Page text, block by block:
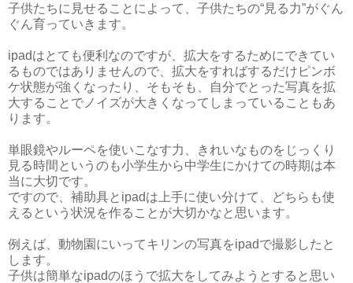
子供たちに見せることによって、子供たちの“見る力”がぐん
ぐん育っていきます。
ipadはとても便利なのですが、拡大をするためにできてい
るものではありませんので、拡大をすればするだけピンボ
ケ状態が強くなったり、そもそも、自分でとった写真を拡
大することでノイズが大きくなってしまっていることもあ
ります。
単眼鏡やルーペを使いこなす力、きれいなものをじっくり
見る時間というのも小学生から中学生にかけての時期は本
当に大切です。
ですので、補助具とipadは上手に使い分けて、どちらも使
えるという状況を作ることが大切かなと思います。
例えば、動物園にいってキリンの写真をipadで撮影したと
します。
子供は簡単なipadのほうで拡大をしてみようとすると思い